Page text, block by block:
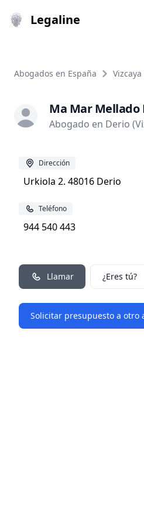
Legaline
Abogados en España Vizcaya
Ma Mar Mellado
Abogado en Derio
Dirección
Urkiola 2. 48016 Derio
Teléfono
944 540 443
Llamar ¿Eres tú?
Solicitar presupuesto a otro